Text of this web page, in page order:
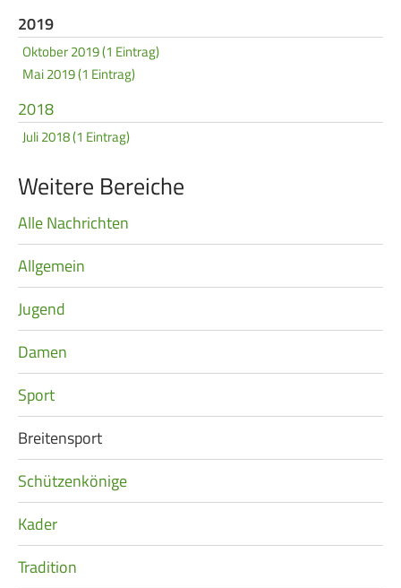
2019
Oktober 2019 (1 Eintrag)
Mai 2019 (1 Eintrag)
2018
Juli 2018 (1 Eintrag)
Weitere Bereiche
Navigation
überspringen
Alle Nachrichten
Allgemein
Jugend
Damen
Sport
Breitensport
Schützenkönige
Kader
Tradition
DAMEN
Bezirkspokal
Ältestenschießen
Navigation
überspringen
Datenschutz